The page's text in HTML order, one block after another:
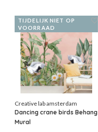
TIJDELIJK NIET OP
VOORRAAD
Creative lab amsterdam
Dancing crane birds Behang
Mural